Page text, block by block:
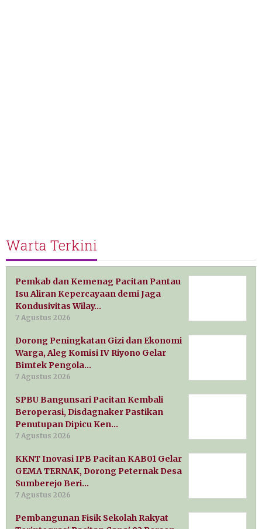
Warta Terkini
Pemkab dan Kemenag Pacitan Pantau
Isu Aliran Kepercayaan demi Jaga
Kondusivitas Wilay…
7 Agustus 2026
Dorong Peningkatan Gizi dan Ekonomi
Warga, Aleg Komisi IV Riyono Gelar
Bimtek Pengola…
7 Agustus 2026
SPBU Bangunsari Pacitan Kembali
Beroperasi, Disdagnaker Pastikan
Penutupan Dipicu Ken…
7 Agustus 2026
KKNT Inovasi IPB Pacitan KAB01 Gelar
GEMA TERNAK, Dorong Peternak Desa
Sumberejo Beri…
7 Agustus 2026
Pembangunan Fisik Sekolah Rakyat